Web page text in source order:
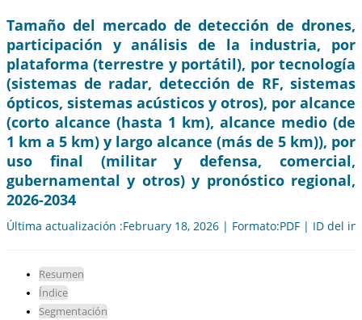
Tamaño del mercado de detección de drones,
participación y análisis de la industria, por
plataforma (terrestre y portátil), por tecnología
(sistemas de radar, detección de RF, sistemas
ópticos, sistemas acústicos y otros), por alcance
(corto alcance (hasta 1 km), alcance medio (de
1 km a 5 km) y largo alcance (más de 5 km)), por
uso final (militar y defensa, comercial,
gubernamental y otros) y pronóstico regional,
2026-2034
Última actualización :February 18, 2026 | Formato:PDF | ID del
Resumen
Índice
Segmentación